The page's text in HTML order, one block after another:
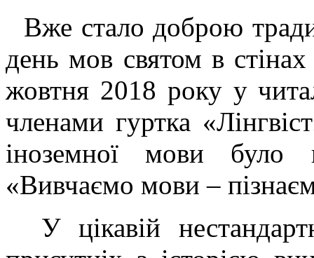
Вже стало доброю
день мов святом в
жовтня 2018 року у
членами гуртка
іноземної мови було
«Вивчаємо мови –
У цікавій